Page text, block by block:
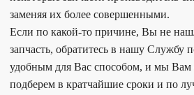
заменяя их более совершенными.
Если по какой-то причине, Вы не
запчасть, обратитесь в нашу
удобным для Вас способом, и мы Вам
подберем в кратчайшие сроки и по